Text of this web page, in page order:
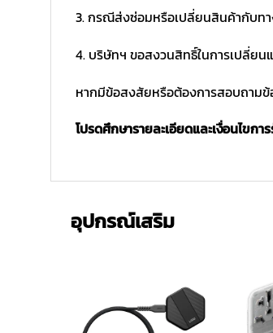
3. กรณีส่งซ่อมหรือเปลี่ยนสินค้ากับ
4. บริษัทฯ ขอสงวนสิทธิ์ในการเปลี่ยน
หากมีข้อสงสัยหรือต้องการสอบถามข้
โปรดศึกษารายละเอียดและเงื่อนไขก
อุปกรณ์เสริม